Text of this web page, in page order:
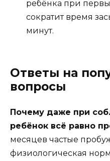
ребёнка при
сократит время
минут.
Ответы на
вопросы
Почему даже при
ребёнок всё равно
месяцев частые
физиологическая